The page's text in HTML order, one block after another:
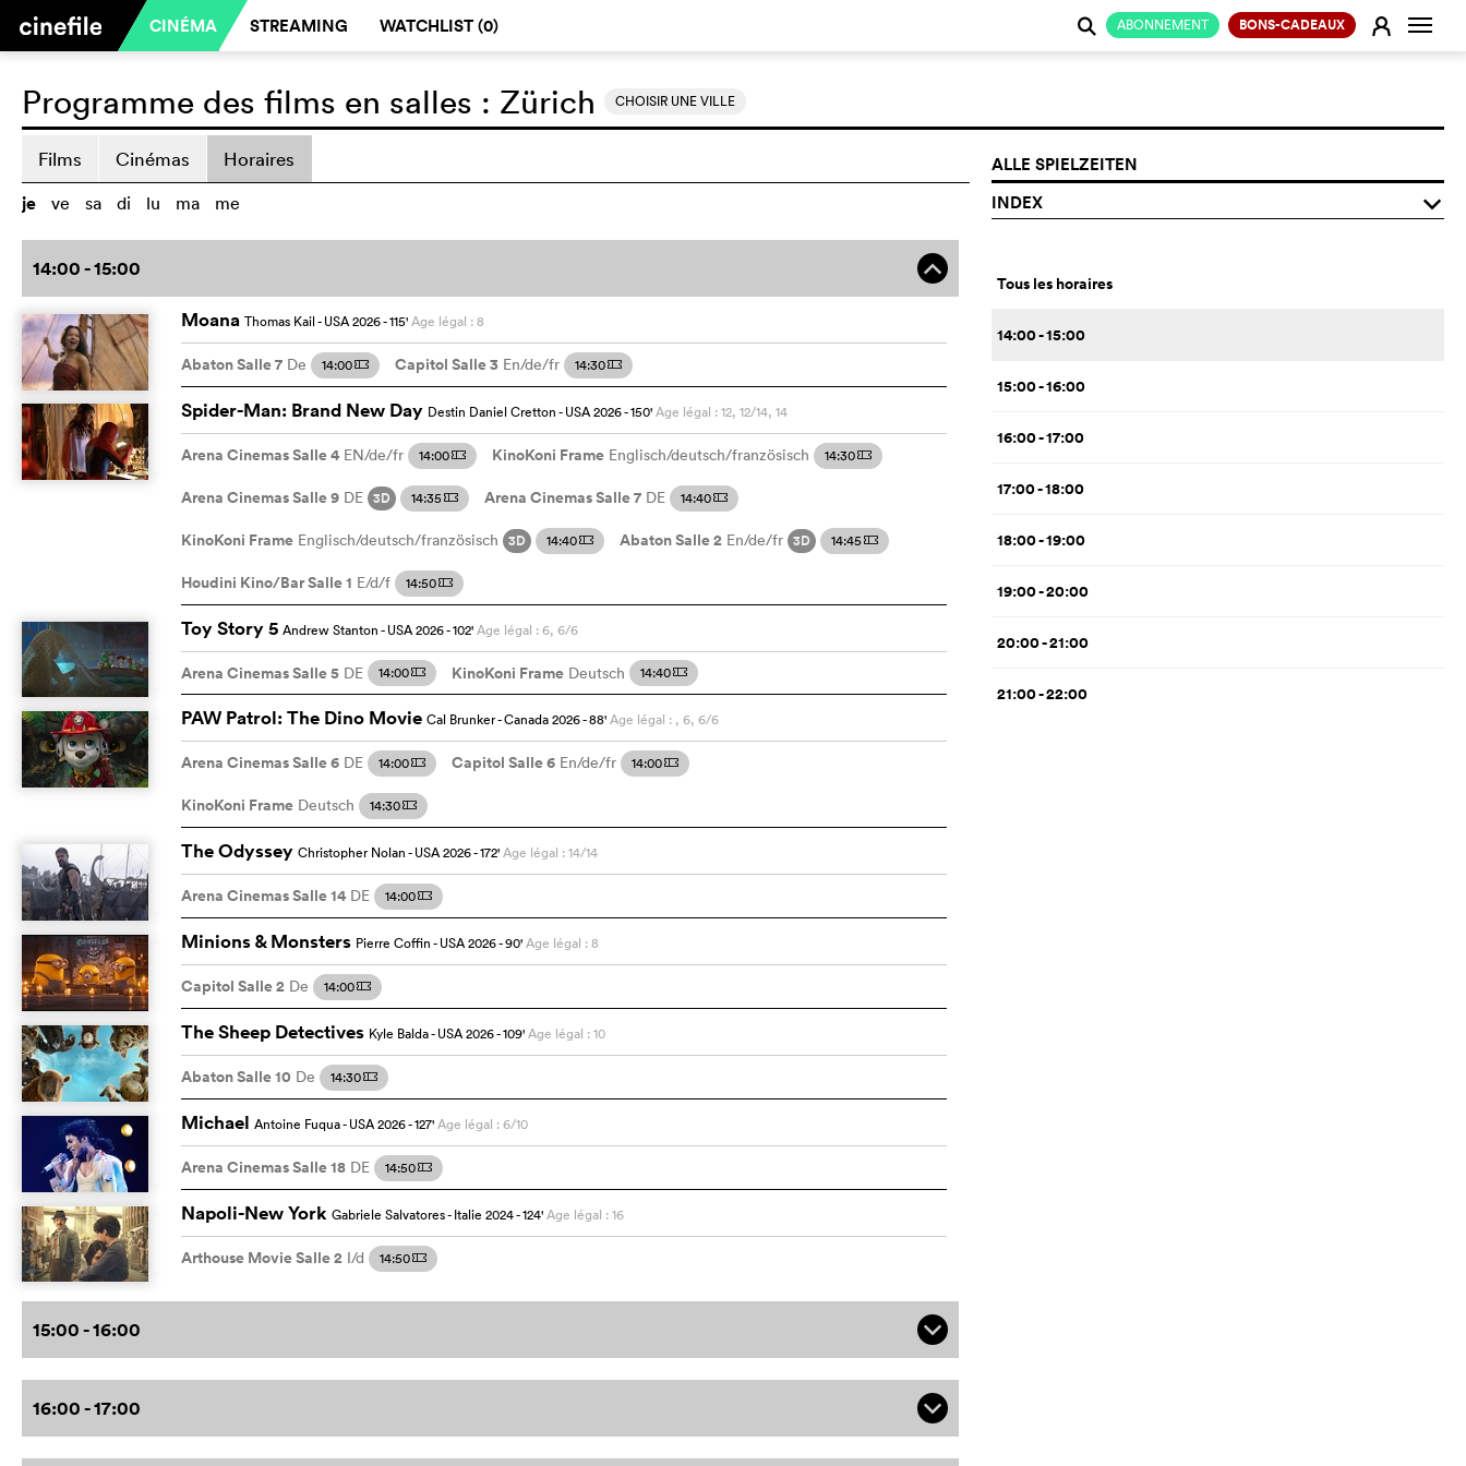
CINÉMA STREAMING WATCHLIST (0) ABONNEMENT BONS-CADEAUX E
j
Programme des films en salles : Zürich CHOISIR UNE VILLE
Films Cinémas
Horaires
je
ve sa di lu ma me
14:00 - 15:00 o
Moana Thomas Kail- USA2026- 115'Age légal : 8
Abaton Salle 7 De 14:00m Capitol Salle 3 En/de/fr 14:30m
Spider-Man: Brand New Day Destin Daniel Cretton- USA2026- 150'Age légal : 12, 12/14, 14
Arena Cinemas Salle 4 EN/de/fr 14:00m KinoKoni Frame Englisch/deutsch/französisch 14:30m
Arena Cinemas Salle 9 DE 3D 14:35 m Arena Cinemas Salle 7 DE 14:40m
KinoKoni Frame Englisch/deutsch/französisch 3D 14:40m Abaton Salle 2 En/de/fr 3D 14:45 m
Houdini Kino/Bar Salle 1 E/d/f 14:50m
Toy Story 5 Andrew Stanton- USA2026- 102'Age légal : 6, 6/6
Arena Cinemas Salle 5 DE 14:00m KinoKoni Frame Deutsch 14:40m
PAW Patrol: The Dino Movie Cal Brunker- Canada2026- 88'Age légal : , 6, 6/6
Arena Cinemas Salle 6 DE 14:00m Capitol Salle 6 En/de/fr 14:00m
KinoKoni Frame Deutsch 14:30m
The Odyssey Christopher Nolan- USA2026- 172'Age légal : 14/14
Arena Cinemas Salle 14 DE 14:00m
Minions & Monsters Pierre Coffin- USA2026- 90'Age légal : 8
Capitol Salle 2 De 14:00m
The Sheep Detectives Kyle Balda- USA2026- 109'Age légal : 10
Abaton Salle 10 De 14:30m
Michael Antoine Fuqua- USA2026- 127'Age légal : 6/10
Arena Cinemas Salle 18 DE 14:50m
Napoli-New York Gabriele Salvatores- Italie 2024- 124'Age légal : 16
Arthouse Movie Salle 2 I/d 14:50m
15:00 - 16:00 q
16:00 - 17:00 q
ALLE SPIELZEITEN
INDEX
q
Tous les horaires
14:00 - 15:00
15:00 - 16:00
16:00 - 17:00
17:00 - 18:00
18:00 - 19:00
19:00 - 20:00
20:00 - 21:00
21:00 - 22:00